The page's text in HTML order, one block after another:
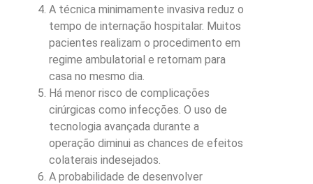
A técnica minimamente invasiva reduz o
tempo de internação hospitalar. Muitos
pacientes realizam o procedimento em
regime ambulatorial e retornam para
casa no mesmo dia.
Há menor risco de complicações
cirúrgicas como infecções. O uso de
tecnologia avançada durante a
operação diminui as chances de efeitos
colaterais indesejados.
A probabilidade de desenvolver